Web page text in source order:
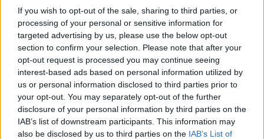
If you wish to opt-out of the sale, sharing to third parties, or
processing of your personal or sensitive information for
targeted advertising by us, please use the below opt-out
section to confirm your selection. Please note that after your
opt-out request is processed you may continue seeing
interest-based ads based on personal information utilized by
us or personal information disclosed to third parties prior to
your opt-out. You may separately opt-out of the further
disclosure of your personal information by third parties on the
IAB’s list of downstream participants. This information may
also be disclosed by us to third parties on the IAB’s List of